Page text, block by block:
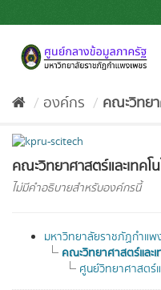
to
องค์กร คณะวิทยา
คณะวิทยาศาสตร์และเทคโ
ไม่มีคำอธิบายสำหรับองค์กรนี้
มหาวิทยาลัยราชภัฏกำแพ
คณะวิทยาศาสตร์และเ
ศูนย์วิทยาศาสตร์